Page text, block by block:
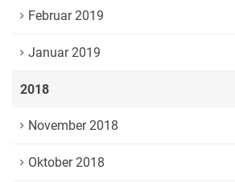
Februar 2019
Januar 2019
2018
November 2018
Oktober 2018